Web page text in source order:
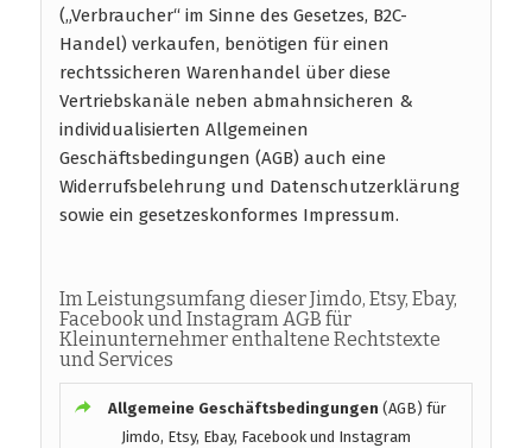
(„Verbraucher“ im Sinne des Gesetzes, B2C-
Handel) verkaufen, benötigen für einen
rechtssicheren Warenhandel über diese
Vertriebskanäle neben abmahnsicheren &
individualisierten Allgemeinen
Geschäftsbedingungen (AGB) auch eine
Widerrufsbelehrung und Datenschutzerklärung
sowie ein gesetzeskonformes Impressum.
Im Leistungsumfang dieser Jimdo, Etsy, Ebay,
Facebook und Instagram AGB für
Kleinunternehmer enthaltene Rechtstexte
und Services
Allgemeine Geschäftsbedingungen (AGB) für
Jimdo, Etsy, Ebay, Facebook und Instagram